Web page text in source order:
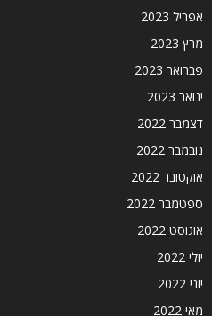
אפריל 2023
מרץ 2023
פברואר 2023
ינואר 2023
דצמבר 2022
נובמבר 2022
אוקטובר 2022
ספטמבר 2022
אוגוסט 2022
יולי 2022
יוני 2022
מאי 2022